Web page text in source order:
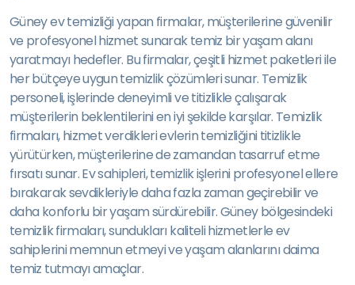
Güney ev temizliği yapan firmalar, müşterilerine güvenilir
ve profesyonel hizmet sunarak temiz bir yaşam alanı
yaratmayı hedefler. Bu firmalar, çeşitli hizmet paketleri ile
her bütçeye uygun temizlik çözümleri sunar. Temizlik
personeli, işlerinde deneyimli ve titizlikle çalışarak
müşterilerin beklentilerini en iyi şekilde karşılar. Temizlik
firmaları, hizmet verdikleri evlerin temizliğini titizlikle
yürütürken, müşterilerine de zamandan tasarruf etme
fırsatı sunar. Ev sahipleri, temizlik işlerini profesyonel ellere
bırakarak sevdikleriyle daha fazla zaman geçirebilir ve
daha konforlu bir yaşam sürdürebilir. Güney bölgesindeki
temizlik firmaları, sundukları kaliteli hizmetlerle ev
sahiplerini memnun etmeyi ve yaşam alanlarını daima
temiz tutmayı amaçlar.